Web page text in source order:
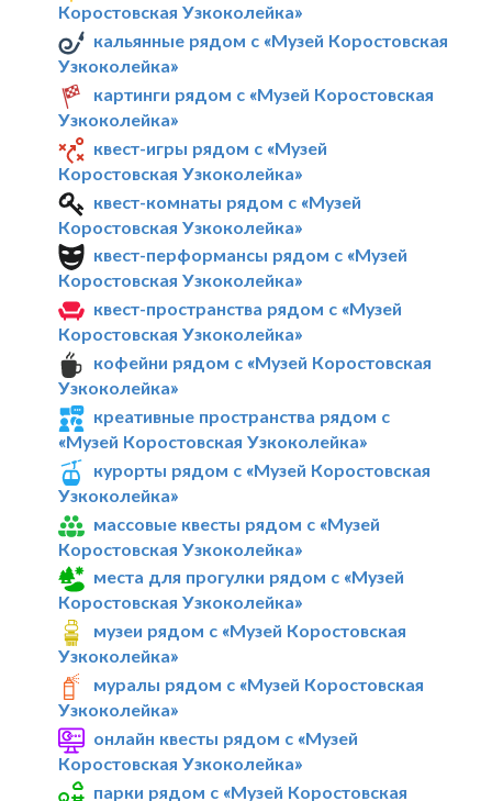
Коростовская Узкоколейка»
кальянные рядом с «Музей Коростовская
Узкоколейка»
картинги рядом с «Музей Коростовская
Узкоколейка»
квест-игры рядом с «Музей
Коростовская Узкоколейка»
квест-комнаты рядом с «Музей
Коростовская Узкоколейка»
квест-перформансы рядом с «Музей
Коростовская Узкоколейка»
квест-пространства рядом с «Музей
Коростовская Узкоколейка»
кофейни рядом с «Музей Коростовская
Узкоколейка»
креативные пространства рядом с
«Музей Коростовская Узкоколейка»
курорты рядом с «Музей Коростовская
Узкоколейка»
массовые квесты рядом с «Музей
Коростовская Узкоколейка»
места для прогулки рядом с «Музей
Коростовская Узкоколейка»
музеи рядом с «Музей Коростовская
Узкоколейка»
муралы рядом с «Музей Коростовская
Узкоколейка»
онлайн квесты рядом с «Музей
Коростовская Узкоколейка»
парки рядом с «Музей Коростовская